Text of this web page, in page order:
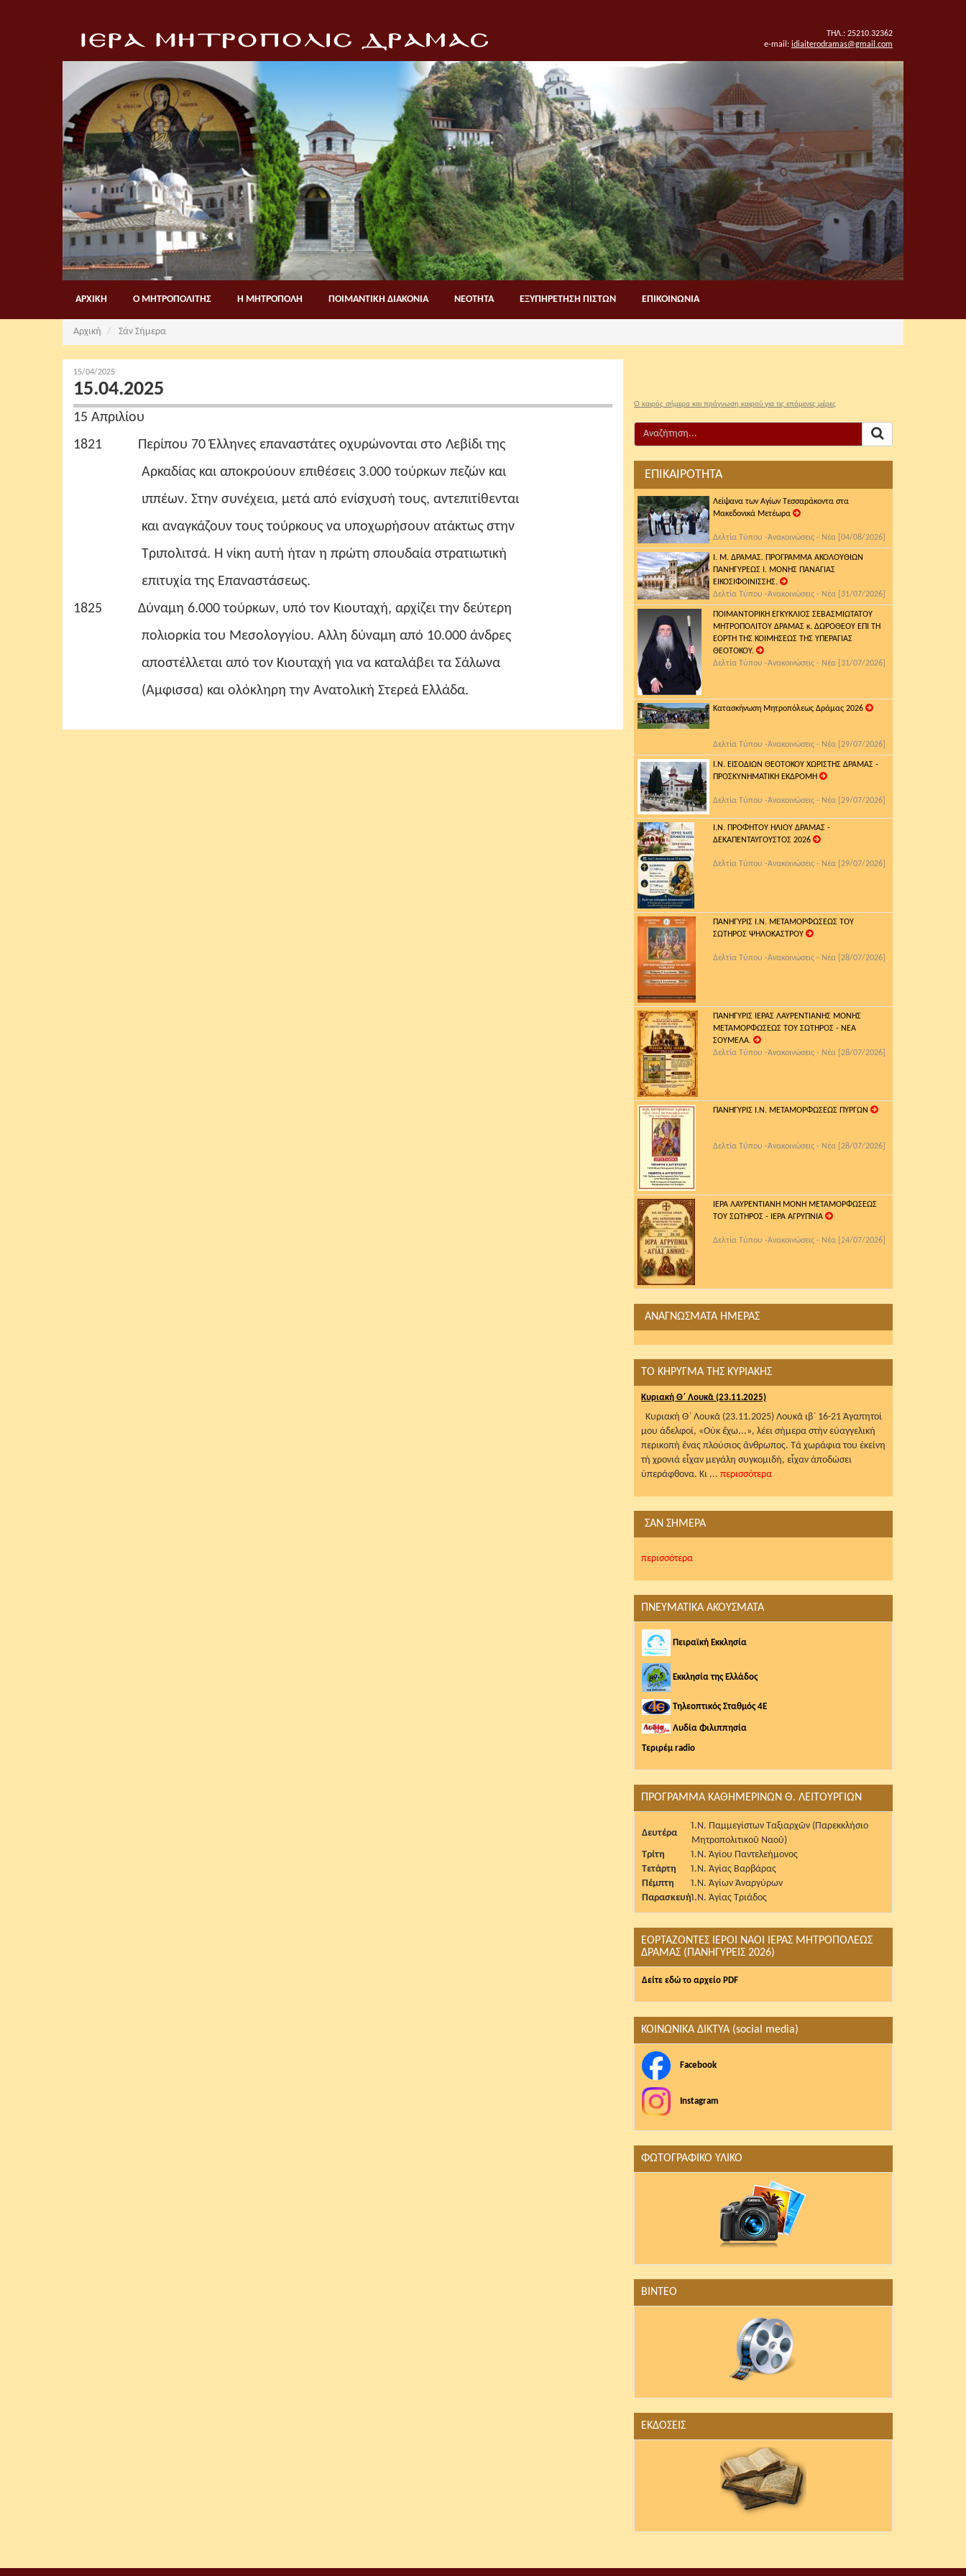
ΤΗΛ.: 25210.32362
e-mail: idiaiterodramas@gmail.com
ΑΡΧΙΚΗ Ο ΜΗΤΡΟΠΟΛΙΤΗΣ Η ΜΗΤΡΟΠΟΛΗ ΠΟΙΜΑΝΤΙΚΗ ΔΙΑΚΟΝΙΑ ΝΕΟΤΗΤΑ ΕΞΥΠΗΡΕΤΗΣΗ ΠΙΣΤΩΝ ΕΠΙΚΟΙΝΩΝΙΑ
Αρχική Σάν Σήμερα
15/04/2025
15.04.2025
15 Απριλίου
1821 Περίπου 70 Έλληνες επαναστάτες οχυρώνονται στο Λεβίδι της
Αρκαδίας και αποκρούουν επιθέσεις 3.000 τούρκων πεζών και
ιππέων. Στην συνέχεια, μετά από ενίσχυσή τους, αντεπιτίθενται
και αναγκάζουν τους τούρκους να υποχωρήσουν ατάκτως στην
Τριπολιτσά. Η νίκη αυτή ήταν η πρώτη σπουδαία στρατιωτική
επιτυχία της Επαναστάσεως.
1825 Δύναμη 6.000 τούρκων, υπό τον Κιουταχή, αρχίζει την δεύτερη
πολιορκία του Μεσολογγίου. Aλλη δύναμη από 10.000 άνδρες
αποστέλλεται από τον Κιουταχή για να καταλάβει τα Σάλωνα
(Aμφισσα) και ολόκληρη την Ανατολική Στερεά Ελλάδα.
Ο καιρός σήμερα και πρόγνωση καιρού για τις επόμενες μέρες
ΕΠΙΚΑΙΡΟΤΗΤΑ
Λείψανα των Αγίων Τεσσαράκοντα στα
Μακεδονικά Μετέωρα
Δελτία Τύπου -Ἀνακοινώσεις - Νέα [04/08/2026]
Ι. Μ. ΔΡΑΜΑΣ. ΠΡΟΓΡΑΜΜΑ ΑΚΟΛΟΥΘΙΩΝ
ΠΑΝΗΓΥΡΕΩΣ Ι. ΜΟΝΗΣ ΠΑΝΑΓΙΑΣ
ΕΙΚΟΣΙΦΟΙΝΙΣΣΗΣ.
Δελτία Τύπου -Ἀνακοινώσεις - Νέα [31/07/2026]
ΠΟΙΜΑΝΤΟΡΙΚΗ ΕΓΚΥΚΛΙΟΣ ΣΕΒΑΣΜΙΩΤΑΤΟΥ
ΜΗΤΡΟΠΟΛΙΤΟΥ ΔΡΑΜΑΣ κ. ΔΩΡΟΘΕΟΥ ΕΠΙ ΤΗ
ΕΟΡΤΗ ΤΗΣ ΚΟΙΜΗΣΕΩΣ ΤΗΣ ΥΠΕΡΑΓΙΑΣ
ΘΕΟΤΟΚΟΥ.
Δελτία Τύπου -Ἀνακοινώσεις - Νέα [31/07/2026]
Κατασκήνωση Μητροπόλεως Δράμας 2026
Δελτία Τύπου -Ἀνακοινώσεις - Νέα [29/07/2026]
Ι.Ν. ΕΙΣΟΔΙΩΝ ΘΕΟΤΟΚΟΥ ΧΩΡΙΣΤΗΣ ΔΡΑΜΑΣ -
ΠΡΟΣΚΥΝΗΜΑΤΙΚΗ ΕΚΔΡΟΜΗ
Δελτία Τύπου -Ἀνακοινώσεις - Νέα [29/07/2026]
Ι.Ν. ΠΡΟΦΗΤΟΥ ΗΛΙΟΥ ΔΡΑΜΑΣ -
ΔΕΚΑΠΕΝΤΑΥΓΟΥΣΤΟΣ 2026
Δελτία Τύπου -Ἀνακοινώσεις - Νέα [29/07/2026]
ΠΑΝΗΓΥΡΙΣ Ι.Ν. ΜΕΤΑΜΟΡΦΩΣΕΩΣ ΤΟΥ
ΣΩΤΗΡΟΣ ΨΗΛΟΚΑΣΤΡΟΥ
Δελτία Τύπου -Ἀνακοινώσεις - Νέα [28/07/2026]
ΠΑΝΗΓΥΡΙΣ ΙΕΡΑΣ ΛΑΥΡΕΝΤΙΑΝΗΣ ΜΟΝΗΣ
ΜΕΤΑΜΟΡΦΩΣΕΩΣ ΤΟΥ ΣΩΤΗΡΟΣ - ΝΕΑ
ΣΟΥΜΕΛΑ.
Δελτία Τύπου -Ἀνακοινώσεις - Νέα [28/07/2026]
ΠΑΝΗΓΥΡΙΣ Ι.Ν. ΜΕΤΑΜΟΡΦΩΣΕΩΣ ΠΥΡΓΩΝ
Δελτία Τύπου -Ἀνακοινώσεις - Νέα [28/07/2026]
ΙΕΡΑ ΛΑΥΡΕΝΤΙΑΝΗ ΜΟΝΗ ΜΕΤΑΜΟΡΦΩΣΕΩΣ
ΤΟΥ ΣΩΤΗΡΟΣ - ΙΕΡΑ ΑΓΡΥΠΝΙΑ
Δελτία Τύπου -Ἀνακοινώσεις - Νέα [24/07/2026]
ΑΝΑΓΝΩΣΜΑΤΑ ΗΜΕΡΑΣ
ΤΟ ΚΗΡΥΓΜΑ ΤΗΣ ΚΥΡΙΑΚΗΣ
Κυριακή Θ΄ Λουκᾶ (23.11.2025)
Κυριακή Θ΄ Λουκᾶ (23.11.2025) Λουκᾶ ιβ΄ 16-21 Ἀγαπητοί
μου ἀδελφοί, «Οὐκ ἔχω...», λέει σήμερα στήν εὐαγγελική
περικοπή ἕνας πλούσιος ἄνθρωπος. Τά χωράφια του ἐκείνη
τή χρονιά εἶχαν μεγάλη συγκομιδή, εἶχαν ἀποδώσει
ὑπεράφθονα. Κι ... περισσότερα
ΣΑΝ ΣΗΜΕΡΑ
περισσότερα
ΠΝΕΥΜΑΤΙΚΑ ΑΚΟΥΣΜΑΤΑ
Πειραϊκή Εκκλησία
Εκκλησία της Ελλάδος
Τηλεοπτικός Σταθμός 4Ε
Λυδία Φιλιππησία
Τεριρέμ radio
ΠΡΟΓΡΑΜΜΑ ΚΑΘΗΜΕΡΙΝΩΝ Θ. ΛΕΙΤΟΥΡΓΙΩΝ
Δευτέρα
Ἱ.Ν. Παμμεγίστων Ταξιαρχῶν (Παρεκκλήσιο
Μητροπολιτικοῦ Ναοῦ)
Τρίτη
Ἱ.Ν. Ἁγίου Παντελεήμονος
Τετάρτη
Ἱ.Ν. Ἁγίας Βαρβάρας
Πέμπτη
Ἱ.Ν. Ἁγίων Ἀναργύρων
ΠαρασκευήἹ.Ν. Ἁγίας Τριάδος
ΕΟΡΤΑΖΟΝΤΕΣ ΙΕΡΟΙ ΝΑΟΙ ΙΕΡΑΣ ΜΗΤΡΟΠΟΛΕΩΣ
ΔΡΑΜΑΣ (ΠΑΝΗΓΥΡΕΙΣ 2026)
Δείτε εδώ το αρχείο PDF
ΚΟΙΝΩΝΙΚΑ ΔΙΚΤΥΑ (social media)
Facebook
Instagram
ΦΩΤΟΓΡΑΦΙΚΟ ΥΛΙΚΟ
ΒΙΝΤΕΟ
ΕΚΔΟΣΕΙΣ